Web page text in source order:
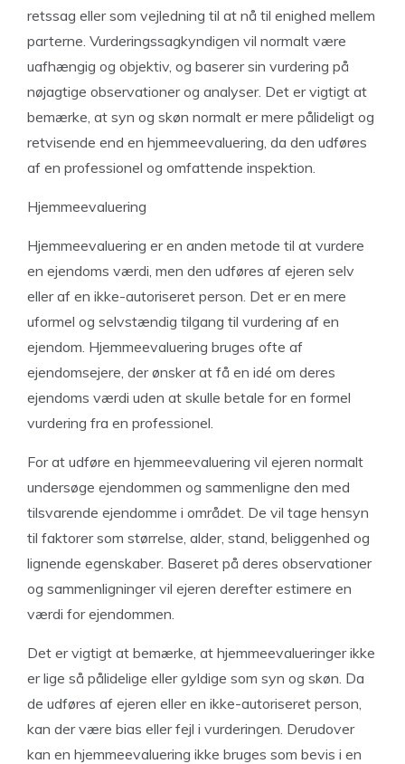
retssag eller som vejledning til at nå til enighed mellem
parterne. Vurderingssagkyndigen vil normalt være
uafhængig og objektiv, og baserer sin vurdering på
nøjagtige observationer og analyser. Det er vigtigt at
bemærke, at syn og skøn normalt er mere pålideligt og
retvisende end en hjemmeevaluering, da den udføres
af en professionel og omfattende inspektion.
Hjemmeevaluering
Hjemmeevaluering er en anden metode til at vurdere
en ejendoms værdi, men den udføres af ejeren selv
eller af en ikke-autoriseret person. Det er en mere
uformel og selvstændig tilgang til vurdering af en
ejendom. Hjemmeevaluering bruges ofte af
ejendomsejere, der ønsker at få en idé om deres
ejendoms værdi uden at skulle betale for en formel
vurdering fra en professionel.
For at udføre en hjemmeevaluering vil ejeren normalt
undersøge ejendommen og sammenligne den med
tilsvarende ejendomme i området. De vil tage hensyn
til faktorer som størrelse, alder, stand, beliggenhed og
lignende egenskaber. Baseret på deres observationer
og sammenligninger vil ejeren derefter estimere en
værdi for ejendommen.
Det er vigtigt at bemærke, at hjemmeevalueringer ikke
er lige så pålidelige eller gyldige som syn og skøn. Da
de udføres af ejeren eller en ikke-autoriseret person,
kan der være bias eller fejl i vurderingen. Derudover
kan en hjemmeevaluering ikke bruges som bevis i en